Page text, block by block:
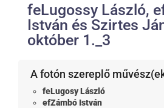
feLugossy László,
István és Szirtes
október 1._3
A fotón szereplő
feLugosy László
efZámbó István